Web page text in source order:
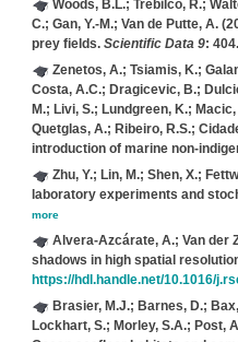
Woods, B.L.; Trebilco, R.;
C.; Gan, Y.-M.; Van de Putte, A.
prey fields. Scientific Data 9: 404.
Zenetos, A.; Tsiamis, K.;
Costa, A.C.; Dragicevic, B.;
M.; Livi, S.; Lundgreen, K.;
Quetglas, A.; Ribeiro, R.S.;
introduction of marine non-
Zhu, Y.; Lin, M.; Shen, X.;
laboratory experiments and
more
Alvera-Azcárate, A.; Van der
shadows in high spatial
https://hdl.handle.net/10.1016/
Brasier, M.J.; Barnes, D.;
Lockhart, S.; Morley, S.A.; Post,